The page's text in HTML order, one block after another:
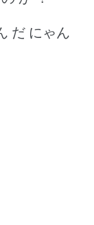
だ にゃん